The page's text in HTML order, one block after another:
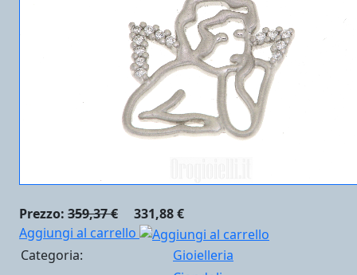
Prezzo: 359,37 €
331,88 €
Aggiungi al carrello
Categoria:
Gioielleria